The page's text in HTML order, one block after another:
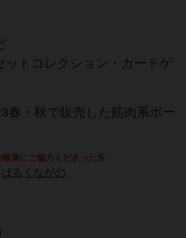
ットコレクション・カードゲ
春・秋で販売した筋肉系ボー
執筆にご協力くださった方
ばるくながの